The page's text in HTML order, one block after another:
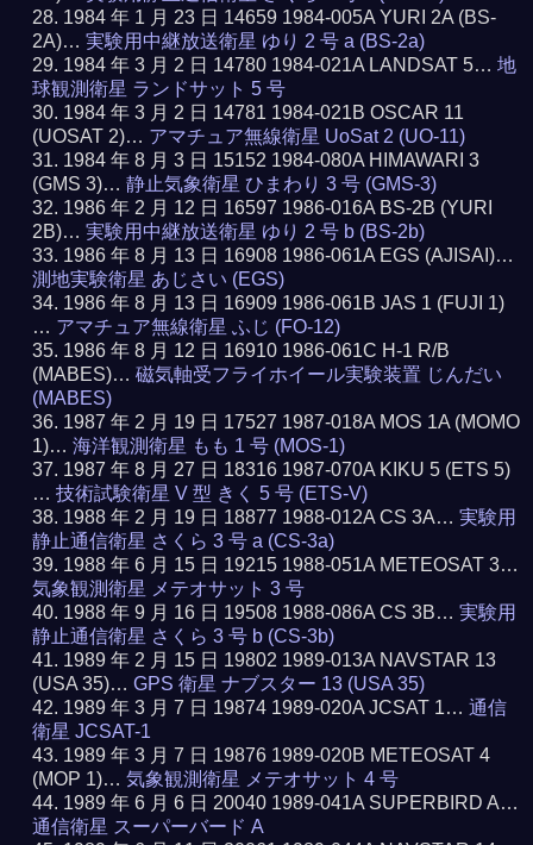
1984 年 1 月 23 日 14659 1984-005A YURI 2A (BS-
2A)…実験用中継放送衛星 ゆり 2 号 a (BS-2a)
1984 年 3 月 2 日 14780 1984-021A LANDSAT 5…地
球観測衛星 ランドサット 5 号
1984 年 3 月 2 日 14781 1984-021B OSCAR 11
(UOSAT 2)… アマチュア無線衛星 UoSat 2 (UO-11)
1984 年 8 月 3 日 15152 1984-080A HIMAWARI 3
(GMS 3)…静止気象衛星 ひまわり 3 号 (GMS-3)
1986 年 2 月 12 日 16597 1986-016A BS-2B (YURI
2B)…実験用中継放送衛星 ゆり 2 号 b (BS-2b)
1986 年 8 月 13 日 16908 1986-061A EGS (AJISAI)…
測地実験衛星 あじさい (EGS)
1986 年 8 月 13 日 16909 1986-061B JAS 1 (FUJI 1)
… アマチュア無線衛星 ふじ (FO-12)
1986 年 8 月 12 日 16910 1986-061C H-1 R/B
(MABES)…磁気軸受フライホイール実験装置 じんだい
(MABES)
1987 年 2 月 19 日 17527 1987-018A MOS 1A (MOMO
1)…海洋観測衛星 もも 1 号 (MOS-1)
1987 年 8 月 27 日 18316 1987-070A KIKU 5 (ETS 5)
…技術試験衛星 V 型 きく 5 号 (ETS-V)
1988 年 2 月 19 日 18877 1988-012A CS 3A…実験用
静止通信衛星 さくら 3 号 a (CS-3a)
1988 年 6 月 15 日 19215 1988-051A METEOSAT 3…
気象観測衛星 メテオサット 3 号
1988 年 9 月 16 日 19508 1988-086A CS 3B…実験用
静止通信衛星 さくら 3 号 b (CS-3b)
1989 年 2 月 15 日 19802 1989-013A NAVSTAR 13
(USA 35)…GPS 衛星 ナブスター 13 (USA 35)
1989 年 3 月 7 日 19874 1989-020A JCSAT 1…通信
衛星 JCSAT-1
1989 年 3 月 7 日 19876 1989-020B METEOSAT 4
(MOP 1)…気象観測衛星 メテオサット 4 号
1989 年 6 月 6 日 20040 1989-041A SUPERBIRD A…
通信衛星 スーパーバード A